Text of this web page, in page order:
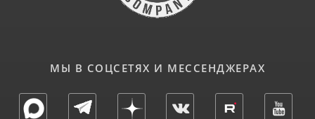
МЫ В СОЦСЕТЯХ И МЕССЕНДЖЕРАХ